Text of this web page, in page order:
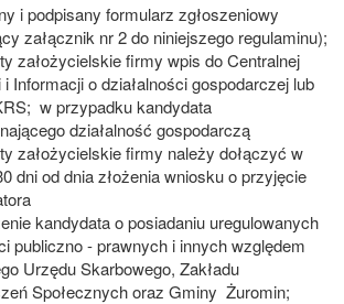
i podpisany formularz zgłoszeniowy
załącznik nr 2 do niniejszego regulaminu);
założycielskie firmy wpis doCentralnej
i Informacji o działalności gospodarczej lub
w przypadku kandydata
działalność gospodarczą
założycielskie firmy należy dołączyć w
dni od dnia złożenia wniosku o przyjęcie
kandydata o posiadaniu uregulowanych
publiczno - prawnych i innych względem
Urzędu Skarbowego, Zakładu
Społecznych oraz Gminy Żuromin;